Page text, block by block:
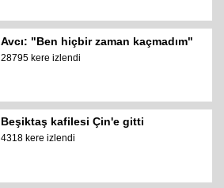
Avcı: "Ben hiçbir zaman kaçmadım"
28795 kere izlendi
Beşiktaş kafilesi Çin'e gitti
4318 kere izlendi